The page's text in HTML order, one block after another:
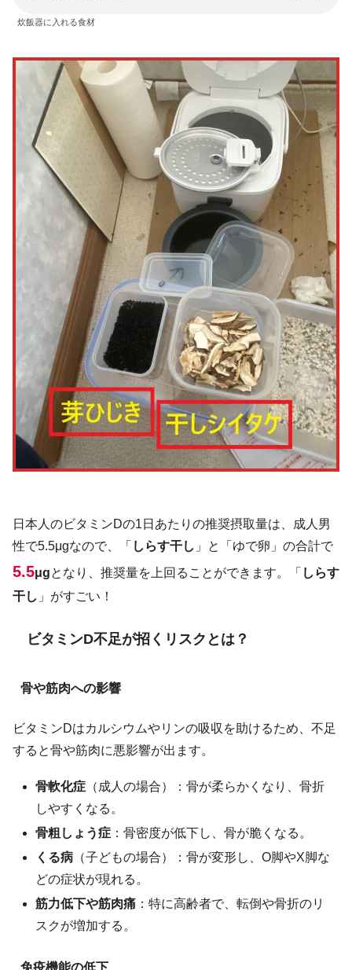
炊飯器に入れる食材
日本人のビタミンDの1日あたりの推奨摂取量は、成人男
性で5.5μgなので、「 しらす干し 」と「ゆで卵」の合計で
5.5μgとなり、推奨量を上回ることができます。「 しらす
干し 」がすごい！
ビタミンD不足が招くリスクとは？
骨や筋肉への影響
ビタミンDはカルシウムやリンの吸収を助けるため、不足
すると骨や筋肉に悪影響が出ます。
骨軟化症 （成人の場合）：骨が柔らかくなり、骨折
しやすくなる。
骨粗しょう症 ：骨密度が低下し、骨が脆くなる。
くる病 （子どもの場合）：骨が変形し、O脚やX脚な
どの症状が現れる。
筋力低下や筋肉痛 ：特に高齢者で、転倒や骨折のリ
スクが増加する。